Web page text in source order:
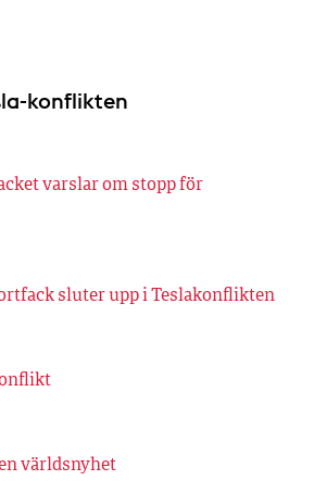
konflikten
varslar om stopp för
sluter upp i Teslakonflikten
världsnyhet